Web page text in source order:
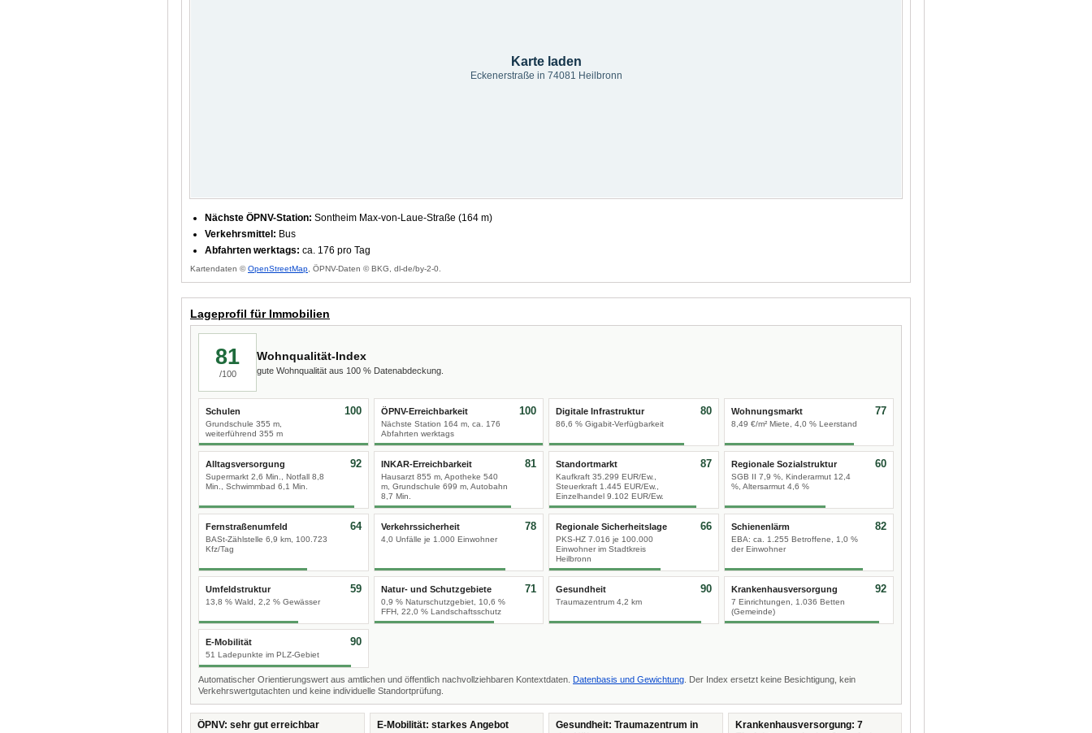
Karte laden
Eckenerstraße in 74081 Heilbronn
Nächste ÖPNV-Station: Sontheim Max-von-Laue-Straße (164 m)
Verkehrsmittel: Bus
Abfahrten werktags: ca. 176 pro Tag
Kartendaten ©OpenStreetMap , ÖPNV-Daten © BKG, dl-de/by-2-0.
Lageprofil für Immobilien
81
/100
Wohnqualität-Index
gute Wohnqualität aus 100 % Datenabdeckung.
Schulen
Grundschule 355 m,
weiterführend 355 m
100 ÖPNV-Erreichbarkeit
Nächste Station 164 m, ca. 176
Abfahrten werktags
100 Digitale Infrastruktur
86,6 % Gigabit-Verfügbarkeit
80 Wohnungsmarkt
8,49 €/m² Miete, 4,0 % Leerstand
77
Alltagsversorgung
Supermarkt 2,6 Min., Notfall 8,8
Min., Schwimmbad 6,1 Min.
92 INKAR-Erreichbarkeit
Hausarzt 855 m, Apotheke 540
m, Grundschule 699 m, Autobahn
8,7 Min.
81 Standortmarkt
Kaufkraft 35.299 EUR/Ew.,
Steuerkraft 1.445 EUR/Ew.,
Einzelhandel 9.102 EUR/Ew.
87 Regionale Sozialstruktur
SGB II 7,9 %, Kinderarmut 12,4
%, Altersarmut 4,6 %
60
Fernstraßenumfeld
BASt-Zählstelle 6,9 km, 100.723
Kfz/Tag
64 Verkehrssicherheit
4,0 Unfälle je 1.000 Einwohner
78 Regionale Sicherheitslage
PKS-HZ 7.016 je 100.000
Einwohner im Stadtkreis
Heilbronn
66 Schienenlärm
EBA: ca. 1.255 Betroffene, 1,0 %
der Einwohner
82
Umfeldstruktur
13,8 % Wald, 2,2 % Gewässer
59 Natur- und Schutzgebiete
0,9 % Naturschutzgebiet, 10,6 %
FFH, 22,0 % Landschaftsschutz
71 Gesundheit
Traumazentrum 4,2 km
90 Krankenhausversorgung
7 Einrichtungen, 1.036 Betten
(Gemeinde)
92
E-Mobilität
51 Ladepunkte im PLZ-Gebiet
90
Automatischer Orientierungswert aus amtlichen und öffentlich nachvollziehbaren Kontextdaten. Datenbasis und Gewichtung . Der Index ersetzt keine Besichtigung, kein
Verkehrswertgutachten und keine individuelle Standortprüfung.
ÖPNV: sehr gut erreichbar E-Mobilität: starkes Angebot
Gesundheit: Traumazentrum in
Krankenhausversorgung: 7